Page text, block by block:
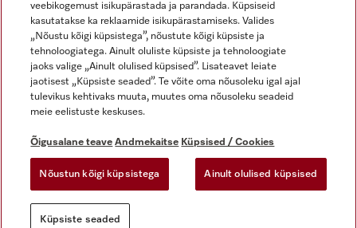
Õigusalane teave
Üldtingimused
Andmekaitse
Kasutustingimused
Digiteenuste seadus
Küpsiste seaded
veebikogemust isikupärastada ja parandada. Küpsiseid
kasutatakse ka reklaamide isikupärastamiseks. Valides
„Nõustu kõigi küpsistega”, nõustute kõigi küpsiste ja
tehnoloogiatega. Ainult oluliste küpsiste ja tehnoloogiate
jaoks valige „Ainult olulised küpsised”. Lisateavet leiate
jaotisest „Küpsiste seaded”. Te võite oma nõusoleku igal ajal
tulevikus kehtivaks muuta, muutes oma nõusoleku seadeid
meie eelistuste keskuses.
Õigusalane teave Andmekaitse Küpsised / Cookies
Nõustun kõigi küpsistega Ainult olulised küpsised
Küpsiste seaded